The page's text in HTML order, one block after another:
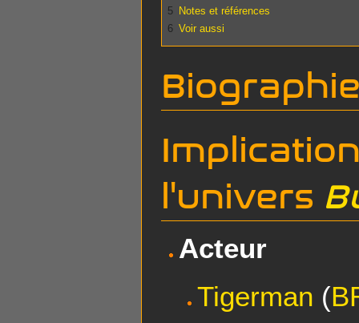
5 Notes et références
6 Voir aussi
l'univers
Acteur
Tigerman (